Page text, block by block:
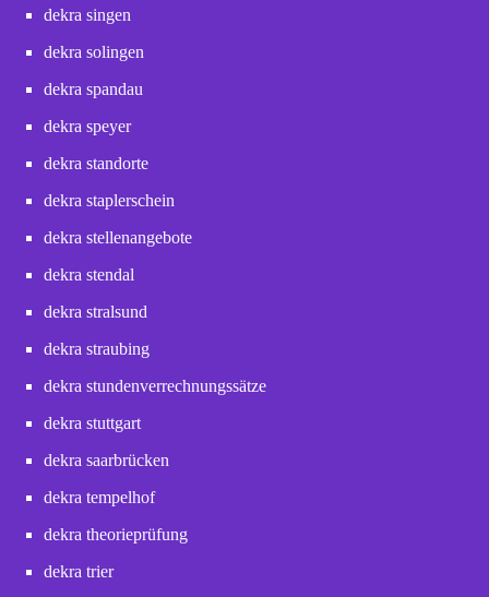
dekra singen
dekra solingen
dekra spandau
dekra speyer
dekra standorte
dekra staplerschein
dekra stellenangebote
dekra stendal
dekra stralsund
dekra straubing
dekra stundenverrechnungssätze
dekra stuttgart
dekra saarbrücken
dekra tempelhof
dekra theorieprüfung
dekra trier